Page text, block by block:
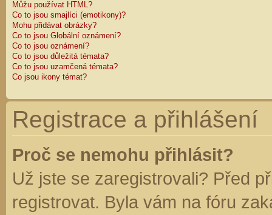
Můžu používat HTML?
Co to jsou smajlíci (emotikony)?
Mohu přidávat obrázky?
Co to jsou Globální oznámení?
Co to jsou oznámení?
Co to jsou důležitá témata?
Co to jsou uzamčená témata?
Co jsou ikony témat?
Registrace a přihlášení
Proč se nemohu přihlásit?
Už jste se zaregistrovali? Před
registrovat. Byla vám na fóru